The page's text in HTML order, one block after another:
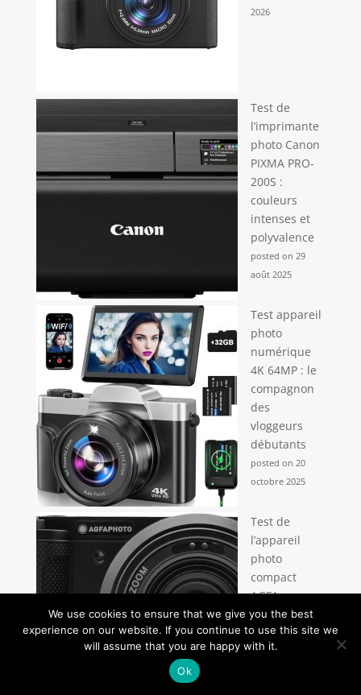
2026
Test de
l’imprimante
photo Canon
PIXMA PRO-
200S :
couleurs
intenses et
polyvalence
posted on 29
août 2025
Test appareil
photo
numérique
4K 64MP : le
compagnon
des
vloggeurs
débutants
posted on 20
octobre 2025
Test de
l’appareil
photo
compact
AGFA
Realishot
C130 : un
choix
We use cookies to ensure that we give you the best
experience on our website. If you continue to use this site we
will assume that you are happy with it.
Ok